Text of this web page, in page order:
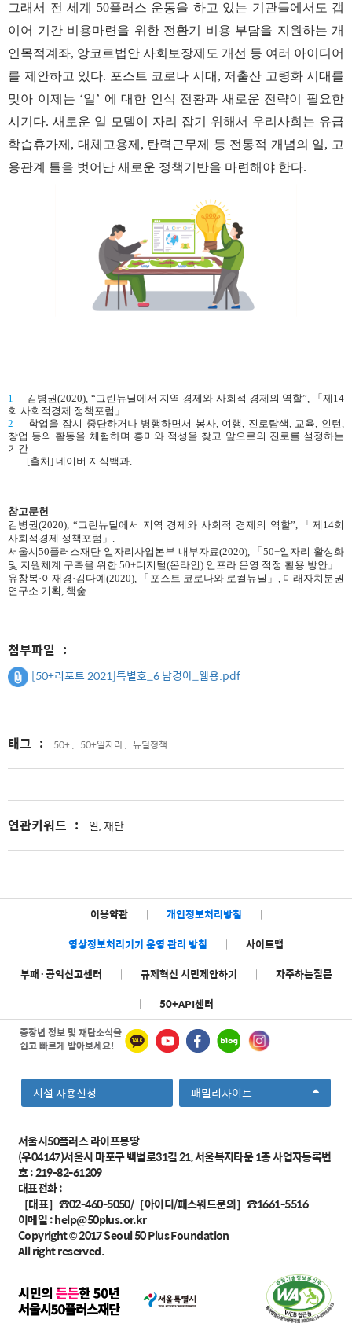
그래서 전 세계 50플러스 운동을 하고 있는 기관들에서도 갭
이어 기간 비용마련을 위한 전환기 비용 부담을 지원하는 개
인목적계좌, 앙코르법안 사회보장제도 개선 등 여러 아이디어
를 제안하고 있다. 포스트 코로나 시대, 저출산 고령화 시대를
맞아 이제는 ‘일’ 에 대한 인식 전환과 새로운 전략이 필요한
시기다. 새로운 일 모델이 자리 잡기 위해서 우리사회는 유급
학습휴가제, 대체고용제, 탄력근무제 등 전통적 개념의 일, 고
용관계 틀을 벗어난 새로운 정책기반을 마련해야 한다.
1
김병권(2020), “그린뉴딜에서 지역 경제와 사회적 경제의 역할”, 「제14
회 사회적경제 정책포럼」.
2
학업을 잠시 중단하거나 병행하면서 봉사, 여행, 진로탐색, 교육, 인턴,
창업 등의 활동을 체험하며 흥미와 적성을 찾고 앞으로의 진로를 설정하는
기간
[출처] 네이버 지식백과.
참고문헌
김병권(2020), “그린뉴딜에서 지역 경제와 사회적 경제의 역할”, 「제14회
사회적경제 정책포럼」.
서울시50플러스재단 일자리사업본부 내부자료(2020), 「50+일자리 활성화
및 지원체계 구축을 위한 50+디지털(온라인) 인프라 운영 적정 활용 방안」.
유창복·이재경·김다예(2020), 「포스트 코로나와 로컬뉴딜」, 미래자치분권
연구소 기획, 책숲.
첨부파일 :
[50+리포트 2021]특별호_6 남경아_웹용.pdf
태그 : 50+ , 50+일자리 , 뉴딜정책
연관키워드 : 일, 재단
이용약관 | 개인정보처리방침
|
영상정보처리기기 운영 관리 방침
|
사이트맵
부패·공익신고센터
| 규제혁신 시민제안하기 |
자주하는질문
|
50+API센터
중장년 정보 및 재단소식을
쉽고 빠르게 받아보세요!
시설 사용신청 패밀리사이트선
택
서울시50플러스 라이프몽땅
(우04147)서울시 마포구 백범로31길 21, 서울복지타운 1층 사업자등록번
호 : 219-82-61209
대표전화 :
［대표］☎02-460-5050/［아이디/패스워드문의］☎1661-5516
이메일 :help@50plus.or.kr
Copyright © 2017Seoul 50 Plus Foundation
All right reserved.